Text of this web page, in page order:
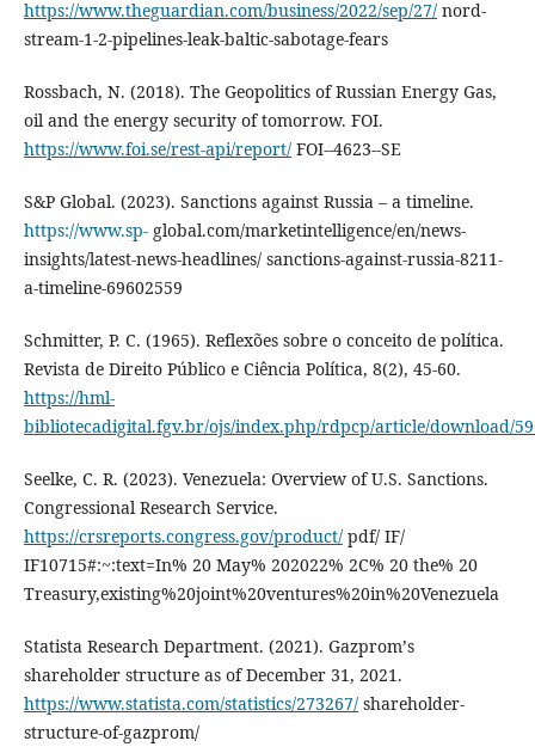
https://www.theguardian.com/business/2022/sep/27/nord-
stream-1-2-pipelines-leak-baltic-sabotage-fears
Rossbach, N. (2018). The Geopolitics of Russian Energy Gas,
oil and the energy security of tomorrow. FOI.
https://www.foi.se/rest-api/report/FOI--4623--SE
S&P Global. (2023). Sanctions against Russia – a timeline.
https://www.sp-global.com/marketintelligence/en/news-
insights/latest-news-headlines/ sanctions-against-russia-8211-
a-timeline-69602559
Schmitter, P. C. (1965). Reflexões sobre o conceito de política.
Revista de Direito Público e Ciência Política, 8(2), 45-60.
https://hml-
bibliotecadigital.fgv.br/ojs/index.php/rdpcp/article/download/
Seelke, C. R. (2023). Venezuela: Overview of U.S. Sanctions.
Congressional Research Service.
https://crsreports.congress.gov/product/pdf/ IF/
IF10715#:~:text=In% 20 May% 202022% 2C% 20 the% 20
Treasury,existing%20joint%20ventures%20in%20Venezuela
Statista Research Department. (2021). Gazpromʼs
shareholder structure as of December 31, 2021.
https://www.statista.com/statistics/273267/shareholder-
structure-of-gazprom/